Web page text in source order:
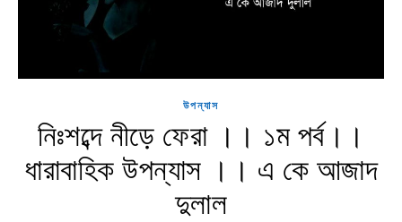
উপন্যাস
নিঃশব্দে নীড়ে ফেরা ।। ১ম পর্ব।।
ধারাবাহিক উপন্যাস ।। এ কে আজাদ
দুলাল